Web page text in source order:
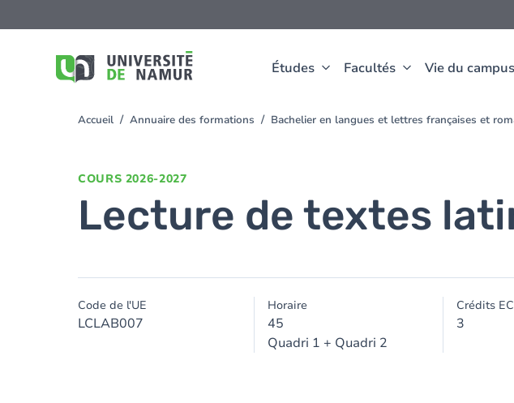
Études Facultés Vie du campus
au
You
Accueil Annuaire des formations Bachelier en langues et lettres françaises et
COURS 2026-2027
Lecture de textes
Code de l'UE
LCLAB007
Horaire
45
Quadri 1 + Quadri 2
Crédits
3